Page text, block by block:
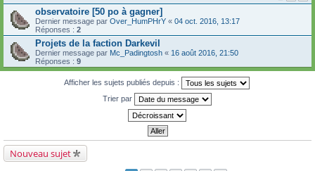
observatoire [50 po à gagner]
Dernier message par Over_HumPHrY « 04 oct. 2016, 13:17
Réponses : 2
Projets de la faction Darkevil
Dernier message par Mc_Padingtosh « 16 août 2016, 21:50
Réponses : 9
Afficher les sujets publiés depuis :
Trier par
Nouveau sujet